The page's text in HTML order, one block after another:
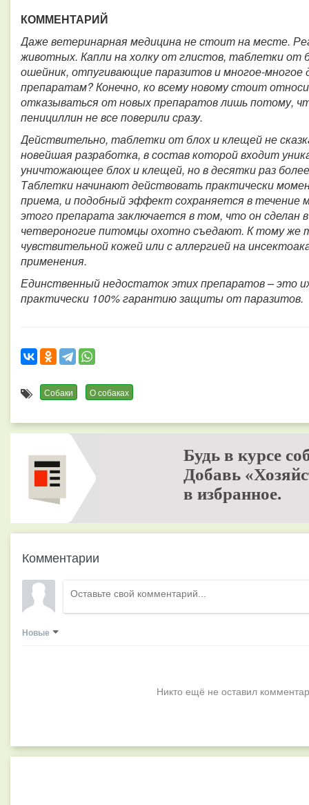
КОММЕНТАРИЙ
Даже ветеринарная медицина не стоит на месте.
животных. Капли на холку от глистов, таблетки
ошейник, отпугивающие паразитов и многое-многое
препаратам? Конечно, ко всему новому стоит
отказываться от новых препаратов лишь потому,
пенициллин не все поверили сразу.
Действительно, таблетки от блох и клещей не
новейшая разработка, в состав которой входит
уничтожающее блох и клещей, но в десятки раз
Таблетки начинают действовать практически
приема, и подобный эффект сохраняется в течение
этого препарата заключается в том, что он сделан
четвероногие питомцы охотно съедают. К тому же
чувствительной кожей или с аллергией на
применения.
Единственный недостаток этих препаратов – это
практически 100% гарантию защиты от паразитов.
Собаки О собаках
Будь в курсе
Добавь
в избранное.
Комментарии
Новые
Никто ещё не оставил